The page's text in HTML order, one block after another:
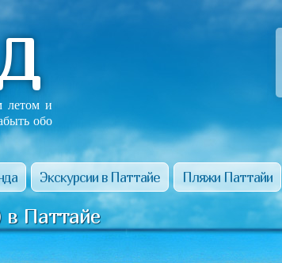
летом и
обо
Экскурсии в Паттайе Пляжи Паттайи
Паттайе